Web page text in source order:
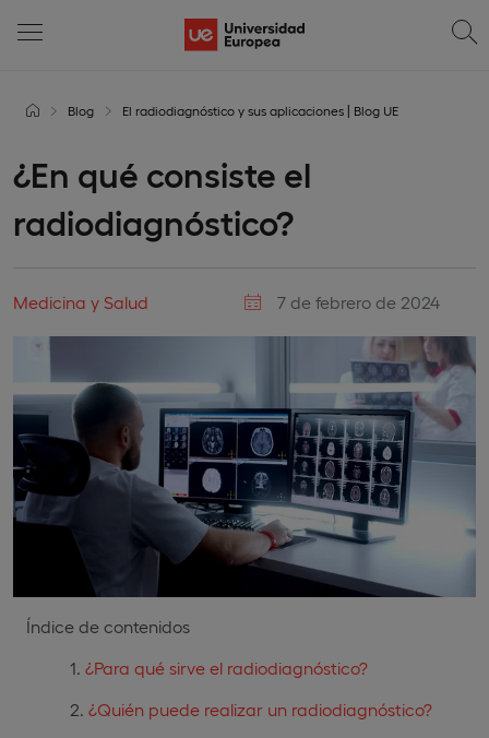
Blog El radiodiagnóstico y sus aplicaciones | Blog UE
¿En qué consiste el
radiodiagnóstico?
Medicina y Salud 7 de febrero de 2024
Índice de contenidos
¿Para qué sirve el radiodiagnóstico?
¿Quién puede realizar un radiodiagnóstico?